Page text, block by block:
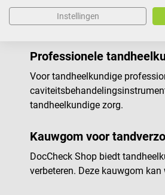
geleverd met levenslange
klantenserviceteam voor u klaar.
Professionele
Voor tandheelkundige
tandheelkundige zorg.
Kauwgom voor
DocCheck Shop biedt
verbeteren. Deze kauwgom
Instellingen